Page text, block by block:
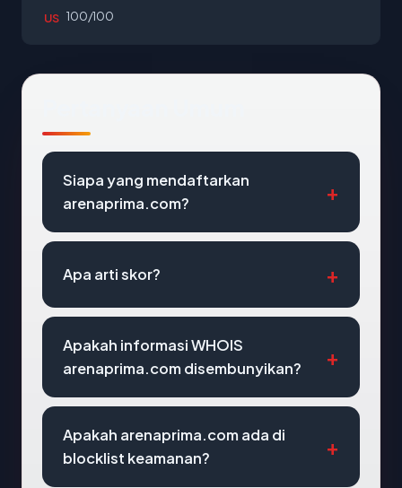
US 100/100
Siapa yang mendaftarkan
arenaprima.com?
Apa arti skor?
Apakah informasi WHOIS
arenaprima.com disembunyikan?
Apakah arenaprima.com ada di
blocklist keamanan?